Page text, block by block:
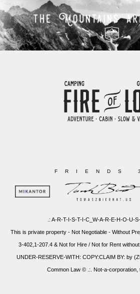
FRIENDS
.: A-R-T-I-S-T-I-C_W-A-R-E-H-O-U-
This is private property - Not Negotiable - Without
3-402,1-207.4 & Not for Hire / Not for Rent
UNDER-RESERVE-WITH: COPY:CLAIM BY: by
Common Law © .:. Not-a-corporation,